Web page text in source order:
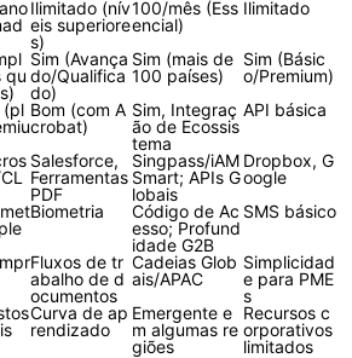
Ilimitado (nív
eis superiore
s)
100/mês (Ess
encial)
Ilimitado
qu
Sim (Avança
do/Qualifica
do)
Sim (mais de
100 países)
Sim (Básic
o/Premium)
(pl Bom (com A
crobat)
Sim, Integraç
ão de Ecossis
tema
API básica
Salesforce,
Ferramentas
PDF
Singpass/iAM
Smart; APIs G
lobais
Dropbox, G
oogle
Biometria
Código de Ac
esso; Profund
idade G2B
SMS básico
Fluxos de tr
abalho de d
ocumentos
Cadeias Glob
ais/APAC
Simplicidad
e para PME
s
Curva de ap
rendizado
Emergente e
m algumas re
giões
Recursos c
orporativos
limitados